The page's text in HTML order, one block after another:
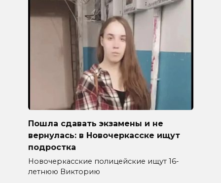
Пошла сдавать экзамены и не
вернулась: в Новочеркасске ищут
подростка
Новочеркасские полицейские ищут 16-
летнюю Викторию